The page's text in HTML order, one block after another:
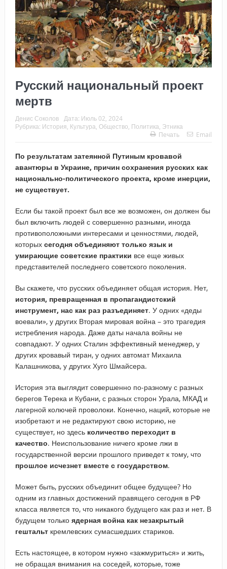
Русский национальный проект
мертв
Денис Соколов Дата: Июль 02, 2024
Рубрика: История Культура Общество Политика Этника
Печать
Email
По результатам затеянной Путиным кровавой
авантюры в Украине, причин сохранения русских как
национально-политического проекта, кроме инерции,
не существует.
Если бы такой проект был все же возможен, он должен бы
был включить людей с совершенно разными, иногда
противоположными интересами и ценностями, людей,
которых сегодня объединяют только язык и
умирающие советские практики все еще живых
представителей последнего советского поколения.
Вы скажете, что русских объединяет общая история. Нет,
история, превращенная в пропагандистский
инструмент, нас как раз разъединяет. У одних «деды
воевали», у других Вторая мировая война – это трагедия
истребления народа. Даже даты начала войны не
совпадают. У одних Сталин эффективный менеджер, у
других кровавый тиран, у одних автомат Михаила
Калашникова, у других Хуго Шмайсера.
История эта выглядит совершенно по-разному с разных
берегов Терека и Кубани, с разных сторон Урала, МКАД и
лагерной колючей проволоки. Конечно, наций, которые не
изобретают и не редактируют свою историю, не
существует, но здесь количество переходит в
качество. Неиспользование ничего кроме лжи в
государственной версии прошлого приведет к тому, что
прошлое исчезнет вместе с государством.
Может быть, русских объединит общее будущее? Но
одним из главных достижений правящего сегодня в РФ
класса является то, что никакого будущего как раз и нет. В
будущем только ядерная война как незакрытый
гештальткремлевских сумасшедших стариков.
Есть настоящее, в котором нужно «зажмуриться» и жить,
не обращая внимания на соседей, которые, тоже